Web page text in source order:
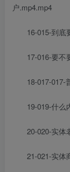
户.mp4.mp4
16-015-到底
17-016-要不
18-017-017-
19-019-什么
20-020-实体
21-021-实体